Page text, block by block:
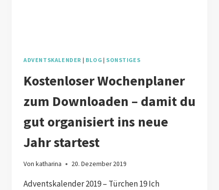
ADVENTSKALENDER | BLOG | SONSTIGES
Kostenloser Wochenplaner
zum Downloaden – damit du
gut organisiert ins neue
Jahr startest
Von katharina 20. Dezember 2019
Adventskalender 2019 – Türchen 19 Ich